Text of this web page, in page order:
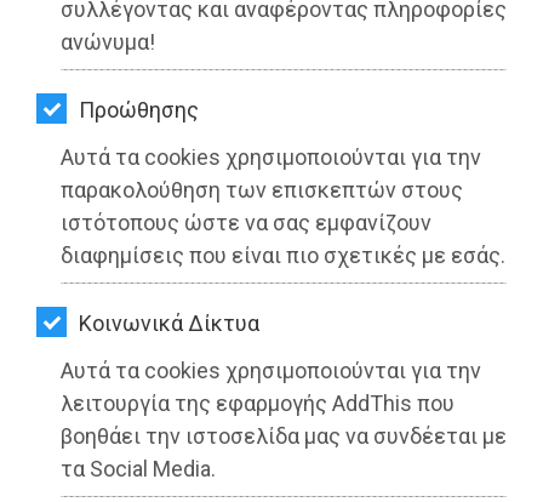
συλλέγοντας και αναφέροντας πληροφορίες
ανώνυμα!
Προώθησης
Αυτά τα cookies χρησιμοποιούνται για την
παρακολούθηση των επισκεπτών στους
ιστότοπους ώστε να σας εμφανίζουν
διαφημίσεις που είναι πιο σχετικές με εσάς.
Kοινωνικά Δίκτυα
Αυτά τα cookies χρησιμοποιούνται για την
λειτουργία της εφαρμογής AddThis που
βοηθάει την ιστοσελίδα μας να συνδέεται με
τα Social Media.
ΠΕΡΙΒΑΛΛΟΝ
ΚΑΤΟΙΚΙΔΙΟ
ΑΓΓΕΛΙΕΣ
ΕΦΗΜΕΡΙΔΕΣ
OΔΗΓΟΣ
ΑΓΟΡΑΣ
ΨΙΘΥΡΟΙ
ΑΠΟΣΤΟΛΗ
ΑΡΘΡΩΝ
τελευταίων εκτός σχεδίου περιοχών
του Γέρακα
Διαβάστηκε 3269 φορές
26-05-2025
Από τo Dimotisnews